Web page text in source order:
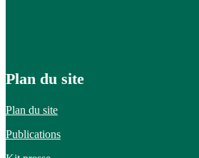
Plan du site
Plan du site
Publications